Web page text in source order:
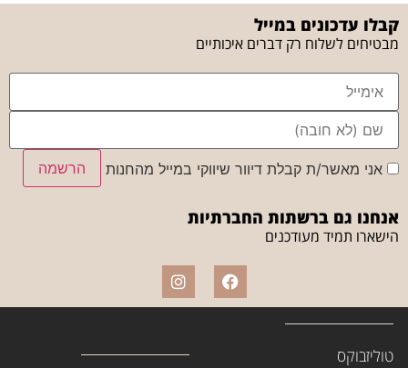
קבלו עדכונים במייל
מבטיחים לשלוח רק דברים איכותיים
אני מאשר/ת קבלת דיוור שיווקי במייל מהחנות הרשמה
אנחנו גם ברשתות החברתיות
הישארו תמיד מעודכנים
טוליזבוקס